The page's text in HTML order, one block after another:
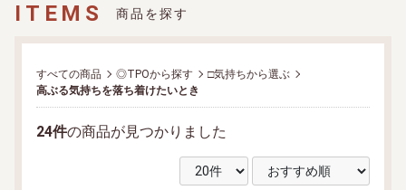
ITEMS 商品を探す
すべての商品 ◎TPOから探す
□気持ちから選ぶ
高ぶる気持ちを落ち着けたいとき
24件の商品が見つかりました